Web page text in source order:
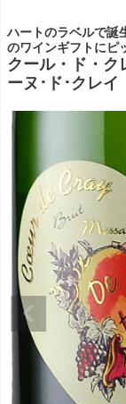
ハートのラベルで誕
のワインギフトにピ
クール・ド・
ーヌ･ド･クレイ